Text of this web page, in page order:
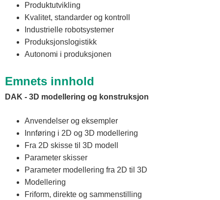
Produktutvikling
Kvalitet, standarder og kontroll
Industrielle robotsystemer
Produksjonslogistikk
Autonomi i produksjonen
Emnets innhold
DAK - 3D modellering og konstruksjon
Anvendelser og eksempler
Innføring i 2D og 3D modellering
Fra 2D skisse til 3D modell
Parameter skisser
Parameter modellering fra 2D til 3D
Modellering
Friform, direkte og sammenstilling